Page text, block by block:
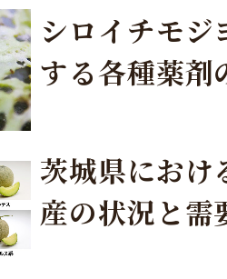
シロイチモジ
する各種薬剤
茨城県におけ
産の状況と需